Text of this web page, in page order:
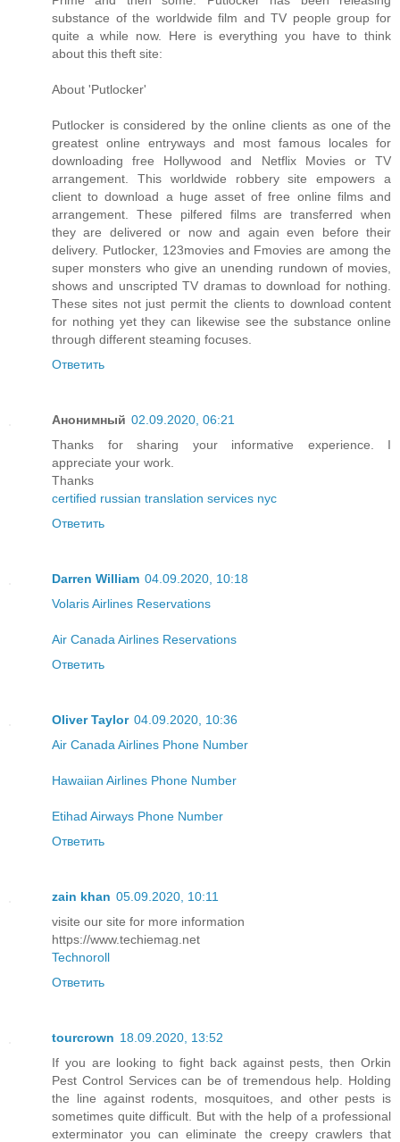
substance of the worldwide film and TV people group for
quite a while now. Here is everything you have to think
about this theft site:
About 'Putlocker'
Putlocker is considered by the online clients as one of the
greatest online entryways and most famous locales for
downloading free Hollywood and Netflix Movies or TV
arrangement. This worldwide robbery site empowers a
client to download a huge asset of free online films and
arrangement. These pilfered films are transferred when
they are delivered or now and again even before their
delivery. Putlocker, 123movies and Fmovies are among the
super monsters who give an unending rundown of movies,
shows and unscripted TV dramas to download for nothing.
These sites not just permit the clients to download content
for nothing yet they can likewise see the substance online
through different steaming focuses.
Ответить
Анонимный 02.09.2020, 06:21
Thanks for sharing your informative experience. I
appreciate your work.
Thanks
certified russian translation services nyc
Ответить
Darren William 04.09.2020, 10:18
Volaris Airlines Reservations
Air Canada Airlines Reservations
Ответить
Oliver Taylor 04.09.2020, 10:36
Air Canada Airlines Phone Number
Hawaiian Airlines Phone Number
Etihad Airways Phone Number
Ответить
zain khan 05.09.2020, 10:11
visite our site for more information
https://www.techiemag.net
Technoroll
Ответить
tourcrown 18.09.2020, 13:52
If you are looking to fight back against pests, then Orkin
Pest Control Services can be of tremendous help. Holding
the line against rodents, mosquitoes, and other pests is
sometimes quite difficult. But with the help of a professional
exterminator you can eliminate the creepy crawlers that